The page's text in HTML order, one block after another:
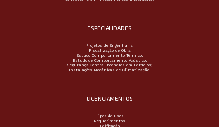
ESPECIALIDADES
Projetos de Engenharia
Fiscalização de Obra
Estudo Comportamento Térmico;
Estudo de Comportamento Acústico;
Segurança Contra Incêndios em Edifícios;
Instalações Mecânicas de Climatização.
LICENCIAMENTOS
Tipos de Usos
Requerimentos
Edificação